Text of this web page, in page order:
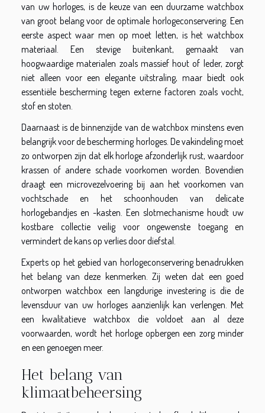
van uw horloges, is de keuze van een duurzame watchbox
van groot belang voor de optimale horlogeconservering. Een
eerste aspect waar men op moet letten, is het watchbox
materiaal. Een stevige buitenkant, gemaakt van
hoogwaardige materialen zoals massief hout of leder, zorgt
niet alleen voor een elegante uitstraling, maar biedt ook
essentiële bescherming tegen externe factoren zoals vocht,
stof en stoten.
Daarnaast is de binnenzijde van de watchbox minstens even
belangrijk voor de bescherming horloges. De vakindeling moet
zo ontworpen zijn dat elk horloge afzonderlijk rust, waardoor
krassen of andere schade voorkomen worden. Bovendien
draagt een microvezelvoering bij aan het voorkomen van
vochtschade en het schoonhouden van delicate
horlogebandjes en -kasten. Een slotmechanisme houdt uw
kostbare collectie veilig voor ongewenste toegang en
vermindert de kans op verlies door diefstal.
Experts op het gebied van horlogeconservering benadrukken
het belang van deze kenmerken. Zij weten dat een goed
ontworpen watchbox een langdurige investering is die de
levensduur van uw horloges aanzienlijk kan verlengen. Met
een kwalitatieve watchbox die voldoet aan al deze
voorwaarden, wordt het horloge opbergen een zorg minder
en een genoegen meer.
Het belang van
klimaatbeheersing